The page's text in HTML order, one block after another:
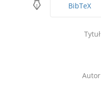
BibTeX
Tytuł
Autor